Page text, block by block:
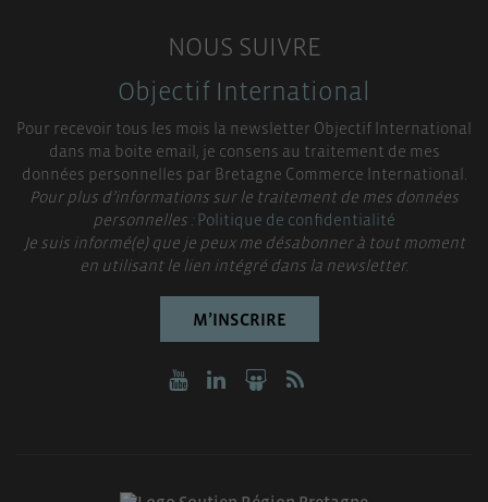
NOUS SUIVRE
Objectif International
Pour recevoir tous les mois la newsletter Objectif International
dans ma boite email, je consens au traitement de mes
données personnelles par Bretagne Commerce International.
Pour plus d’informations sur le traitement de mes données
personnelles :Politique de confidentialité
Je suis informé(e) que je peux me désabonner à tout moment
en utilisant le lien intégré dans la newsletter.
M’INSCRIRE